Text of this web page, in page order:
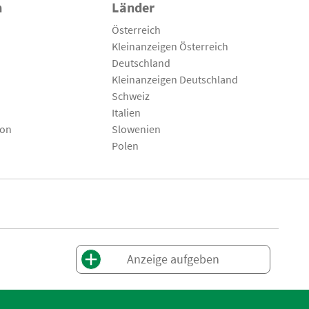
Länder
Österreich
Kleinanzeigen Österreich
Deutschland
Kleinanzeigen Deutschland
Schweiz
Italien
Slowenien
Polen
Anzeige aufgeben